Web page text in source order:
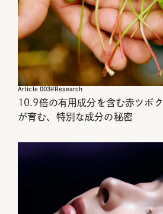
Article 003# Research
10.9倍の有用成分を含む赤ツボ
が育む、特別な成分の秘密